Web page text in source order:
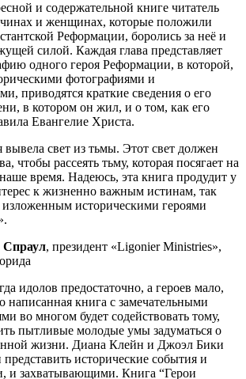
и содержательной книге читатель
и женщинах, которые поло­жили
Реформации, боролись за неё и
силой. Каждая глава представляет
одного героя Реформации, в которой,
фотог­рафиями и
приводятся краткие сведения о его
в котором он жил, и о том, как его
Евангелие Христа.
вывела свет из тьмы. Этот свет должен
чтобы рассеять тьму, которая посягает на
время. Надеюсь, эта книга продудит у
к жизненно важным истинам, так
изложенным историческими героями
Спраул, президент «Ligonier Ministries»,
идолов предостаточно, а героев мало,
написанная книга с замеча­тельными
во многом будет содействовать тому,
пытливые мо­лодые умы задуматься о
жизни. Диана Клейн и Джоэл Бики
пред­ставить исторические события и
и захватывающими. Книга “Герои